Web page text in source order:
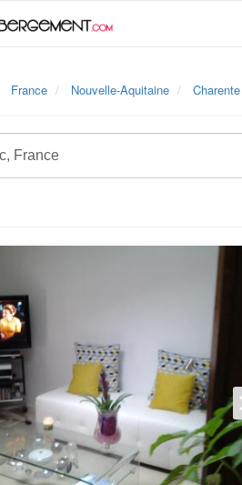
France Nouvelle-Aquitaine Charente